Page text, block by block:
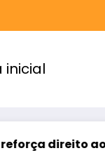
inicial
ao voto livre